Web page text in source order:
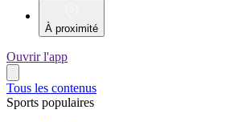
À proximité
Ouvrir l'app
Tous les contenus
Sports populaires